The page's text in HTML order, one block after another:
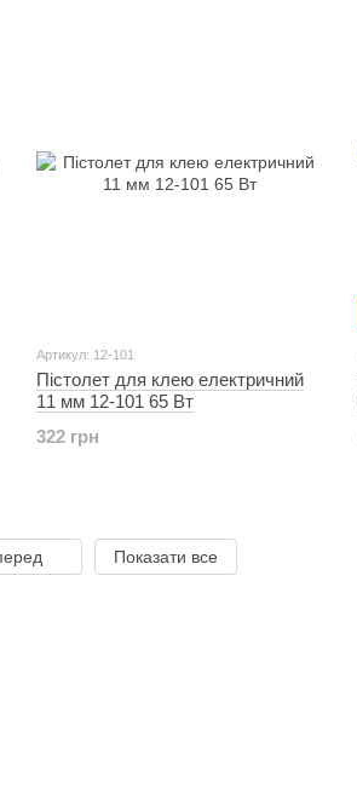
Артикул: 12-101
Пістолет для клею електричний
11 мм 12-101 65 Вт
322 грн
Показати все